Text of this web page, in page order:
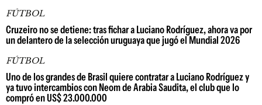
FÚTBOL
Cruzeiro no se detiene: tras fichar a Luciano Rodríguez, ahora va por
un delantero de la selección uruguaya que jugó el Mundial 2026
FÚTBOL
Uno de los grandes de Brasil quiere contratar a Luciano Rodríguez y
ya tuvo intercambios con Neom de Arabia Saudita, el club que lo
compró en US$ 23.000.000